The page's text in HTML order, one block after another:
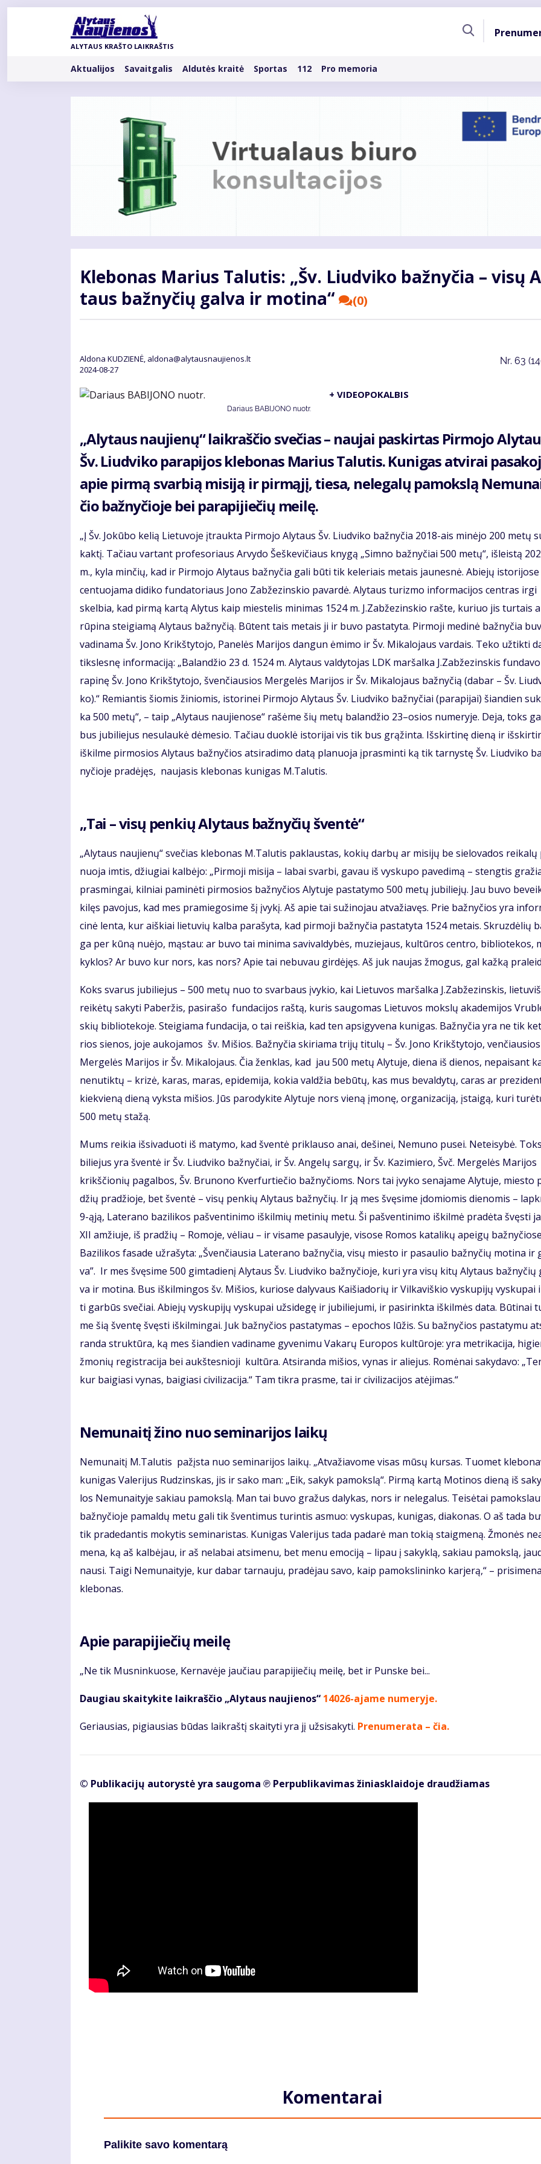
Pereiti
ALYTAUS KRAŠTO LAIKRAŠTIS
Rubrikos
Aktualijos Savaitgalis Aldutės kraitė Sportas 112 Pro memoria
Kle­bo­nas Ma­rius Talu­tis: „Šv. Liud­vi­ko baž­ny­čia – vi­sų
taus baž­ny­čių gal­va ir mo­ti­na“
(0)
Aldona KUDZIENĖ, aldona@alytausnaujienos.lt
2024-08-27
Nr. 63
Dariaus BABIJONO nuotr.
+ VIDEOPOKALBIS
„Aly­taus nau­jie­nų“ laik­raščio sve­čias – nau­jai pa­skir­tas Pir­mo­jo
Šv. Liud­vi­ko pa­ra­pi­jos kle­bo­nas Ma­rius Ta­lu­tis. Ku­ni­gas at­vi­rai
apie pir­mą svar­bią mi­si­ją ir pir­mą­jį, tie­sa, ne­le­ga­lų pa­moks­lą
čio baž­ny­čio­je bei pa­ra­pi­jie­čių mei­lę.
„Į Šv. Jo­kū­bo ke­lią Lie­tu­vo­je įtrauk­ta Pir­mo­jo Aly­taus Šv. Liud­vi­ko baž­ny­čia 2018-ais mi­nė­jo 200 me­tų
kak­tį. Ta­čiau var­tant pro­fe­so­riaus Arvy­do Šeš­ke­vi­čiaus kny­gą „Sim­no baž­ny­čiai 500 me­tų“, iš­leis­tą
m., ky­la min­čių, kad ir Pir­mo­jo Aly­taus baž­ny­čia ga­li bū­ti tik ke­le­riais me­tais jau­nes­nė. Abie­jų
cen­tuo­ja­ma di­di­ko fun­da­to­riaus Jo­no Zab­že­zins­kio pa­var­dė. Aly­taus tu­riz­mo in­for­ma­ci­jos cen­tras ir­gi
skel­bia, kad pir­mą kar­tą Aly­tus kaip mies­te­lis mi­ni­mas 1524 m. J.Zab­že­zins­kio raš­te, ku­riuo jis tur­tais
rū­pi­na stei­gia­mą Aly­taus baž­ny­čią. Bū­tent tais me­tais ji ir bu­vo pa­sta­ty­ta. Pir­mo­ji me­di­nė baž­ny­čia
va­di­na­ma Šv. Jo­no Krikš­ty­to­jo, Pa­ne­lės Ma­ri­jos dan­gun ėmi­mo ir Šv. Mi­ka­lo­jaus var­dais. Te­ko už­tik­ti
tiks­les­nę in­for­ma­ci­ją: „Ba­lan­džio 23 d. 1524 m. Aly­taus val­dy­to­jas LDK mar­šal­ka J.Zab­že­zins­kis
ra­pi­nę Šv. Jo­no Krikš­ty­to­jo, šven­čiau­sios Mer­ge­lės Ma­ri­jos ir Šv. Mi­ka­lo­jaus baž­ny­čią (da­bar – Šv.
ko).“ Re­mian­tis šio­mis ži­nio­mis, is­to­ri­nei Pir­mo­jo Aly­taus Šv. Liud­vi­ko baž­ny­čiai (pa­ra­pi­jai) šian­dien
ka 500 me­tų“, – taip „Aly­taus nau­jie­no­se“ ra­šė­me šių me­tų ba­lan­džio 23–osios nu­me­ry­je. De­ja, toks
bus ju­bi­lie­jus ne­su­lau­kė dė­me­sio. Ta­čiau duok­lė is­to­ri­jai vis tik bus grą­žin­ta. Iš­skir­ti­nę die­ną ir
iš­kil­me pir­mo­sios Aly­taus baž­ny­čios at­si­ra­di­mo da­tą pla­nuo­ja įpras­min­ti ką tik tar­nys­tę Šv. Liud­vi­ko
ny­čio­je pra­dė­jęs, nau­ja­sis kle­bo­nas ku­ni­gas M.Ta­lu­tis.
„Tai – vi­sų pen­kių Aly­taus baž­ny­čių šven­tė“
„Aly­taus nau­jie­nų“ sve­čias kle­bo­nas M.Ta­lu­tis pa­klaus­tas, ko­kių dar­bų ar mi­si­jų be sie­lo­va­dos
nuo­ja im­tis, džiu­giai kal­bė­jo: „Pir­mo­ji mi­si­ja – la­bai svar­bi, ga­vau iš vys­ku­po pa­ve­di­mą – steng­tis
pra­smin­gai, kil­niai pa­mi­nė­ti pir­mo­sios baž­ny­čios Aly­tu­je pa­sta­ty­mo 500 me­tų ju­bi­lie­jų. Jau bu­vo
ki­lęs pa­vo­jus, kad mes pra­mie­go­si­me šį įvy­kį. Aš apie tai su­ži­no­jau at­va­žia­vęs. Prie baž­ny­čios yra
ci­nė len­ta, kur aiš­kiai lie­tu­vių kal­ba pa­ra­šy­ta, kad pir­mo­ji baž­ny­čia pa­sta­ty­ta 1524 me­tais. Skruz­dė­lių
ga per kū­ną nu­ė­jo, mąs­tau: ar bu­vo tai mi­ni­ma sa­vi­val­dy­bės, mu­zie­jaus, kul­tū­ros cen­tro, bib­lio­te­kos,
kyk­los? Ar bu­vo kur nors, kas nors? Apie tai ne­bu­vau gir­dė­jęs. Aš juk nau­jas žmo­gus, gal kaž­ką
Koks sva­rus ju­bi­lie­jus – 500 me­tų nuo to svar­baus įvy­kio, kai Lie­tu­vos mar­šal­ka J.Zab­že­zins­kis,
rei­kė­tų sa­ky­ti Pa­ber­žis, pa­si­ra­šo fun­da­ci­jos raš­tą, ku­ris sau­go­mas Lie­tu­vos moks­lų aka­de­mi­jos
skių bib­lio­te­ko­je. Stei­gia­ma fun­da­ci­ja, o tai reiš­kia, kad ten ap­si­gy­ve­na ku­ni­gas. Baž­ny­čia yra ne tik
rios sie­nos, jo­je au­ko­ja­mos šv. Mi­šios. Baž­ny­čia ski­ria­ma tri­jų ti­tu­lų – Šv. Jo­no Krikš­ty­to­jo, ven­čiau­sios
Mer­ge­lės Ma­ri­jos ir Šv. Mi­ka­lo­jaus. Čia žen­klas, kad jau 500 me­tų Aly­tu­je, die­na iš die­nos, ne­pai­sant
ne­nu­tik­tų – kri­zė, ka­ras, ma­ras, epi­de­mi­ja, ko­kia val­džia be­bū­tų, kas mus be­val­dy­tų, ca­ras ar
kiek­vie­ną die­ną vyks­ta mi­šios. Jūs pa­ro­dy­ki­te Aly­tu­je nors vie­ną įmo­nę, or­ga­ni­za­ci­ją, įstai­gą, ku­ri
500 me­tų sta­žą.
Mums rei­kia iš­si­va­duo­ti iš ma­ty­mo, kad šven­tė pri­klau­so anai, de­ši­nei, Ne­mu­no pu­sei. Ne­tei­sy­bė.
bi­lie­jus yra šven­tė ir Šv. Liud­vi­ko baž­ny­čiai, ir Šv. An­ge­lų sar­gų, ir Šv. Ka­zi­mie­ro, Švč. Mer­ge­lės Ma­ri­jos
krikš­čio­nių pa­gal­bos, Šv. Bru­no­no Kver­fur­tie­čio baž­ny­čioms. Nors tai įvy­ko se­na­ja­me Aly­tu­je, mies­to
džių pra­džio­je, bet šven­tė – vi­sų pen­kių Aly­taus baž­ny­čių. Ir ją mes švę­si­me įdo­mio­mis die­no­mis –
9-ąją, La­te­ra­no ba­zi­li­kos pa­šven­ti­ni­mo iš­kil­mių me­ti­nių me­tu. Ši pa­šven­ti­ni­mo iš­kil­mė pra­dė­ta švęs­ti
XII am­žiu­je, iš pra­džių – Ro­mo­je, vė­liau – ir vi­sa­me pa­sau­ly­je, vi­so­se Ro­mos ka­ta­li­kų apei­gų
Ba­zi­li­kos fa­sa­de už­ra­šy­ta: „Šven­čiau­sia La­te­ra­no baž­ny­čia, vi­sų mies­to ir pa­sau­lio baž­ny­čių mo­ti­na ir
va”. Ir mes švę­si­me 500 gim­ta­die­nį Aly­taus Šv. Liud­vi­ko baž­ny­čio­je, ku­ri yra vi­sų ki­tų Aly­taus
va ir mo­ti­na. Bus iš­kil­min­gos šv. Mi­šios, ku­rio­se da­ly­vaus Kai­šia­do­rių ir Vil­ka­viš­kio vys­ku­pi­jų
ti gar­būs sve­čiai. Abie­jų vys­ku­pi­jų vys­ku­pai už­si­de­gę ir ju­bi­lie­ju­mi, ir pa­si­rink­ta iš­kil­mės da­ta. Bū­ti­nai
me šią šven­tę švęs­ti iš­kil­min­gai. Juk baž­ny­čios pa­sta­ty­mas – epo­chos lū­žis. Su baž­ny­čios pa­sta­ty­mu
ran­da struk­tū­ra, ką mes šian­dien va­di­na­me gy­ve­ni­mu Va­ka­rų Eu­ro­pos kul­tū­ro­je: yra met­ri­ka­ci­ja,
žmo­nių re­gist­ra­ci­ja bei aukš­tes­nio­ji kul­tū­ra. At­si­ran­da mi­šios, vy­nas ir alie­jus. Ro­mė­nai sa­ky­da­vo:
kur bai­gia­si vy­nas, bai­gia­si ci­vi­li­za­ci­ja.“ Tam tik­ra pras­me, tai ir ci­vi­li­za­ci­jos at­ėji­mas.“
Ne­mu­nai­tį ži­no nuo se­mi­na­ri­jos lai­kų
Ne­mu­nai­tį M.Talu­tis pa­žįs­ta nuo se­mi­na­ri­jos lai­kų. „At­va­žia­vo­me vi­sas mū­sų kur­sas. Tuo­met
ku­ni­gas Va­le­ri­jus Ru­dzins­kas, jis ir sa­ko man: „Eik, sa­kyk pa­moks­lą“. Pir­mą kar­tą Mo­ti­nos die­ną iš
los Ne­mu­nai­ty­je sa­kiau pa­moks­lą. Man tai bu­vo gra­žus da­ly­kas, nors ir ne­le­ga­lus. Tei­sė­tai
baž­ny­čio­je pa­mal­dų me­tu ga­li tik šven­ti­mus tu­rin­tis as­muo: vys­ku­pas, ku­ni­gas, dia­ko­nas. O aš ta­da
tik pra­de­dan­tis mo­ky­tis se­mi­na­ris­tas. Ku­ni­gas Va­le­ri­jus ta­da pa­da­rė man to­kią staig­me­ną. Žmo­nės
me­na, ką aš kal­bė­jau, ir aš ne­la­bai at­si­me­nu, bet me­nu emo­ci­ją – li­pau į sa­kyk­lą, sa­kiau pa­moks­lą,
nau­si. Tai­gi Ne­mu­nai­ty­je, kur da­bar tar­nau­ju, pra­dė­jau sa­vo, kaip pa­moks­li­nin­ko kar­je­rą,“ – pri­si­me­na
kle­bo­nas.
Apie pa­ra­pi­jie­čių mei­lę
„Ne tik Mus­nin­kuo­se, Ker­na­vė­je jau­čiau pa­ra­pi­jie­čių mei­lę, bet ir Puns­ke bei...
Daugiau skaitykite laikraščio „Alytaus naujienos“ 14026-ajame numeryje.
Geriausias, pigiausias būdas laikraštį skaityti yra jį užsisakyti. Prenumerata – čia.
© Publikacijų autorystė yra saugoma ℗ Perpublikavimas žiniasklaidoje draudžiamas
Komentarai
Palikite savo komentarą